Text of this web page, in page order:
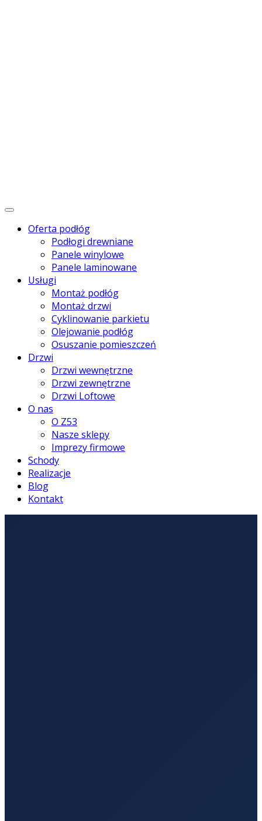
Menu
Oferta podłóg
Podłogi drewniane
Panele winylowe
Panele laminowane
Usługi
Montaż podłóg
Montaż drzwi
Cyklinowanie parkietu
Olejowanie podłóg
Osuszanie pomieszczeń
Drzwi
Drzwi wewnętrzne
Drzwi zewnętrzne
Drzwi Loftowe
O nas
O Z53
Nasze sklepy
Imprezy firmowe
Schody
Realizacje
Blog
Kontakt